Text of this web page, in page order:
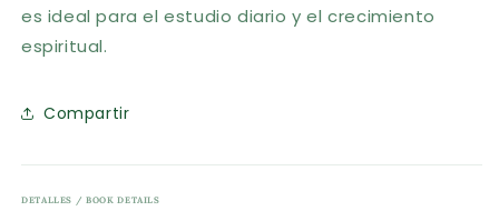
es ideal para el estudio diario y el crecimiento
espiritual.
Compartir
DETALLES / BOOK DETAILS